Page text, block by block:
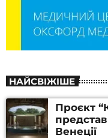
НАЙСВІЖІШЕ
Проєкт
Венеції